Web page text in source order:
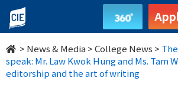
The
wordsmiths
speak:
> News & Media >College News >
speak: Mr. Law Kwok Hung and Ms. Tam
editorship and the art of writing